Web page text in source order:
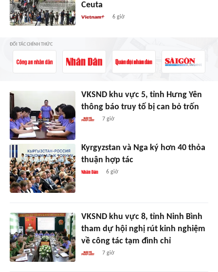
Ceuta
6 giờ
ĐỐI TÁC CHÍNH THỨC
VKSND khu vực 5, tỉnh Hưng Yên
thông báo truy tố bị can bỏ trốn
7 giờ
Kyrgyzstan và Nga ký hơn 40 thỏa
thuận hợp tác
6 giờ
VKSND khu vực 8, tỉnh Ninh Bình
tham dự hội nghị rút kinh nghiệm
về công tác tạm đình chỉ
7 giờ